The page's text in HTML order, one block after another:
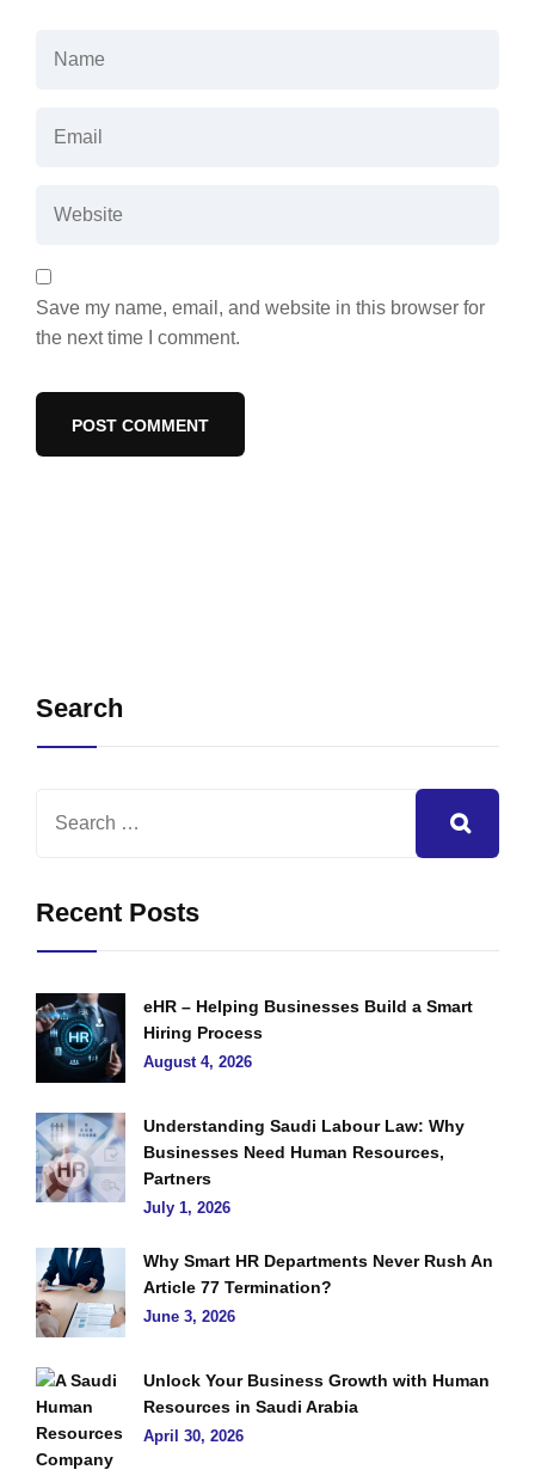
Save my name, email, and website in this browser for
the next time I comment.
Search
Recent Posts
eHR – Helping Businesses Build a Smart
Hiring Process
August 4, 2026
Understanding Saudi Labour Law: Why
Businesses Need Human Resources,
Partners
July 1, 2026
Why Smart HR Departments Never Rush An
Article 77 Termination?
June 3, 2026
Unlock Your Business Growth with Human
Resources in Saudi Arabia
April 30, 2026